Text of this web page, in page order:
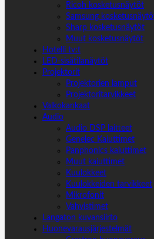
Ricoh kosketusnäytöt
Samsung
Sharp kosketusnäytöt
Muut kosketusnäytöt
Hotelli tv:t
LED-sisätilanäytöt
Projektorit
Projektorien lamput
Projektoritarvikkeet
Valkokankaat
Audio
Audio DSP laitteet
Genelec Kaiuttimet
Panphonics kaiuttimet
Muut kaiuttimet
Kuulokkeet
Kuulokkeiden tarvikkeet
Mikrofonit
Vahvistimet
Langaton kuvansiirto
Huonevarausjärjestelmät